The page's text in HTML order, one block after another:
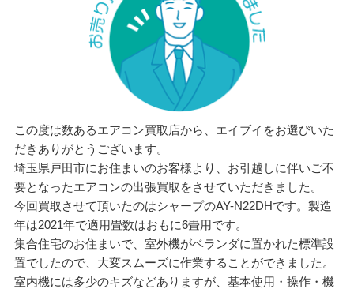
この度は数あるエアコン買取店から、エイブイをお選びいた
だきありがとうございます。
埼玉県戸田市にお住まいのお客様より、お引越しに伴いご不
要となったエアコンの出張買取をさせていただきました。
今回買取させて頂いたのはシャープのAY-N22DHです。製造
年は2021年で適用畳数はおもに6畳用です。
集合住宅のお住まいで、室外機がベランダに置かれた標準設
置でしたので、大変スムーズに作業することができました。
室内機には多少のキズなどありますが、基本使用・操作・機